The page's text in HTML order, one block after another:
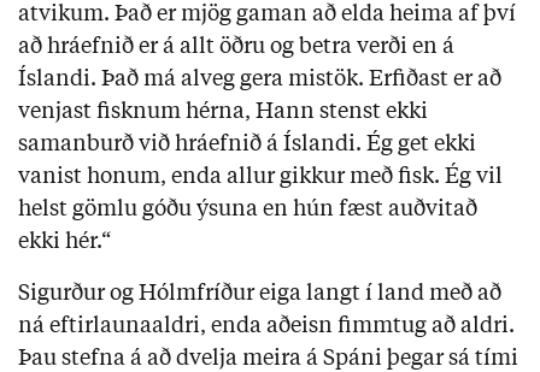
atvikum. Það er mjög gaman að elda heima af því
að hráefnið er á allt öðru og betra verði en á
Íslandi. Það má alveg gera mistök. Erfiðast er að
venjast fisknum hérna, Hann stenst ekki
samanburð við hráefnið á Íslandi. Ég get ekki
vanist honum, enda allur gikkur með fisk. Ég vil
helst gömlu góðu ýsuna en hún fæst auðvitað
ekki hér.“
Sigurður og Hólmfríður eiga langt í land með að
ná eftirlaunaaldri, enda aðeisn fimmtug að aldri.
Þau stefna á að dvelja meira á Spáni þegar sá tími